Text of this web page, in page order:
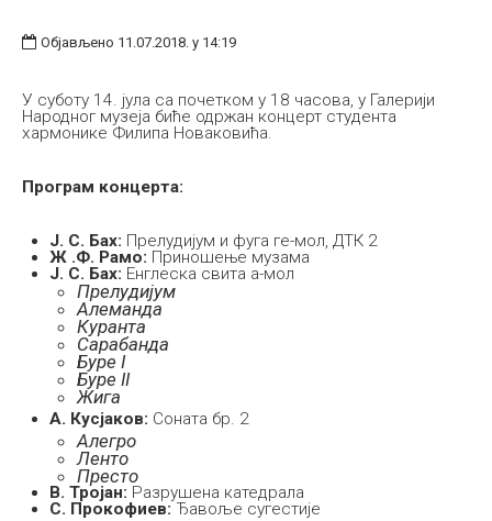
Објављено 11.07.2018. у 14:19
У суботу 14. јула са почетком у 18 часова, у Галерији
Народног музеја биће одржан концерт студента
хармонике Филипа Новаковића.
Програм концерта:
Ј. С. Бах: Прелудијум и фуга ге-мол, ДТК 2
Ж .Ф. Рамо: Приношење музама
Ј. С. Бах: Енглеска свита а-мол
Прелудијум
Алеманда
Куранта
Сарабанда
Буре I
Буре II
Жига
А. Кусјаков: Соната бр. 2
Алегро
Ленто
Престо
В. Тројан: Разрушена катедрала
С. Прокофиев: Ђавоље сугестије